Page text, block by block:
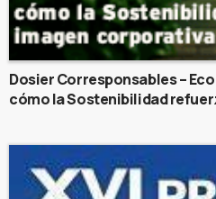
Dosier Corresponsables –
cómo la Sostenibilidad